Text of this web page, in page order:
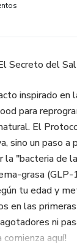
Secreto del
inspirado en
para
El
sino un paso a
la "bacteria de
grasa (GLP-
tu edad y
en las
ni
aquí!